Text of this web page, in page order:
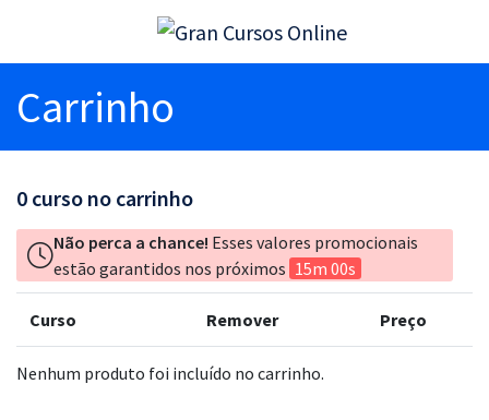
Carrinho
0 curso no carrinho
Não perca a chance! Esses valores promocionais
estão garantidos nos próximos 15m 00s
Curso Remover Preço
Nenhum produto foi incluído no carrinho.